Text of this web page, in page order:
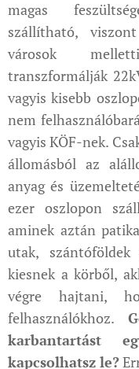
magas
szállítható,
városok
transzformálják
vagyis kisebb
nem
vagyis KÖF-nek.
állomásból az
anyag és
ezer oszlopon
aminek aztán
utak,
kiesnek a körből,
végre hajtani,
felhasználókhoz.
karbantartást
kapcsolhatsz le?